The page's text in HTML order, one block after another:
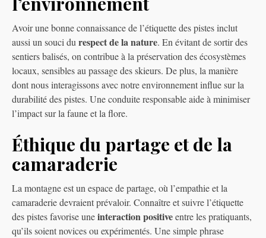
Avoir une bonne connaissance de l’étiquette des pistes inclut
aussi un souci durespect de la nature. En évitant de sortir des
sentiers balisés, on contribue à la préservation des écosystèmes
locaux, sensibles au passage des skieurs. De plus, la manière
dont nous interagissons avec notre environnement influe sur la
durabilité des pistes. Une conduite responsable aide à minimiser
l’impact sur la faune et la flore.
Éthique du partage et de la
camaraderie
La montagne est un espace de partage, où l’empathie et la
camaraderie devraient prévaloir. Connaître et suivre l’étiquette
des pistes favorise uneinteraction positiveentre les pratiquants,
qu’ils soient novices ou expérimentés. Une simple phrase